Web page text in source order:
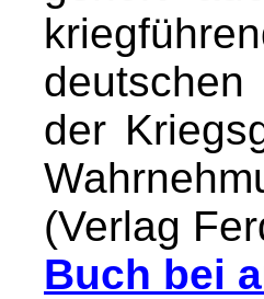
der
(Verlag
Buch bei